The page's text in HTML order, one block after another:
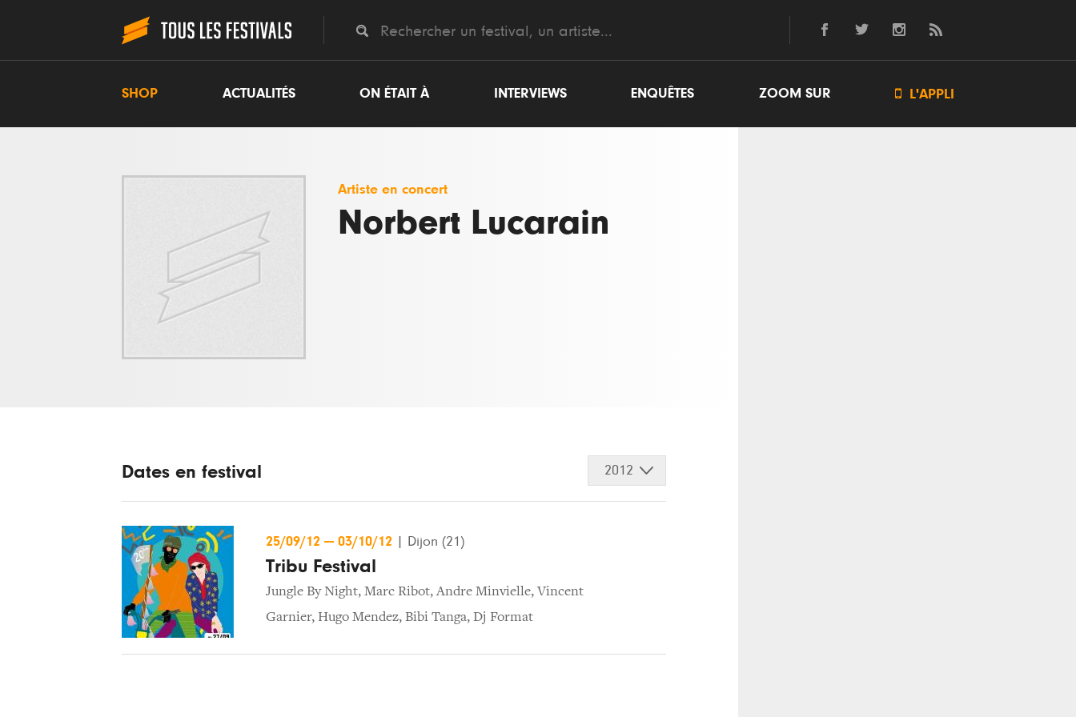
SHOP ACTUALITÉS ON ÉTAIT À INTERVIEWS ENQUÊTES ZOOM SUR  L'APPLI
Artiste en concert
Norbert Lucarain
Dates en festival 2012
25/09/12 — 03/10/12 Dijon (21)
Tribu Festival
Jungle By Night, Marc Ribot,Andre Minvielle,Vincent
Garnier, Hugo Mendez, Bibi Tanga, Dj Format